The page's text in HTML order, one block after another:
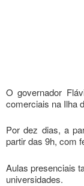
O governador
comerciais na Ilha
Por dez dias, a
partir das 9h, com
Aulas presenciais
universidades.